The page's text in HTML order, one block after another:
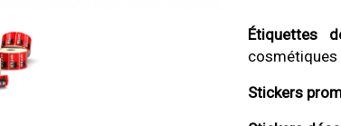
Étiquettes
cosmétiques
Stickers